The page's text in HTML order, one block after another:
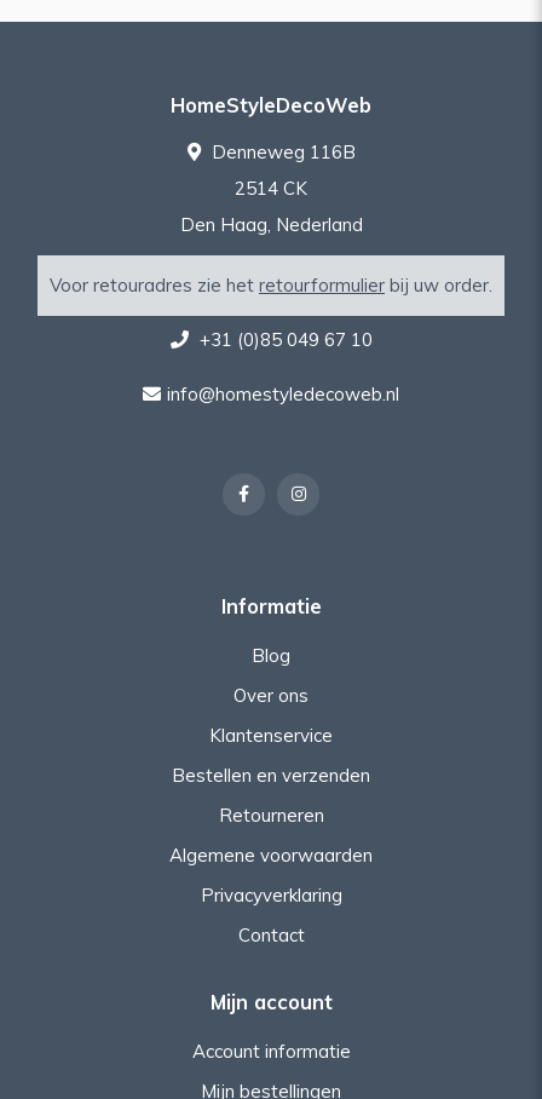
HomeStyleDecoWeb
Denneweg 116B
2514 CK
Den Haag, Nederland
Voor retouradres zie het retourformulier bij uw order.
+31 (0)85 049 67 10
info@homestyledecoweb.nl
Informatie
Blog
Over ons
Klantenservice
Bestellen en verzenden
Retourneren
Algemene voorwaarden
Privacyverklaring
Contact
Mijn account
Account informatie
Mijn bestellingen